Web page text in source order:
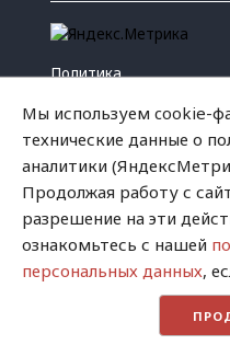
Политика
Криминал
Успех
Хватит это терпеть
Мы используем cookie-
технические данные о
аналитики
Продолжая работу с
разрешение на эти
ознакомьтесь с нашей
персональных данных,